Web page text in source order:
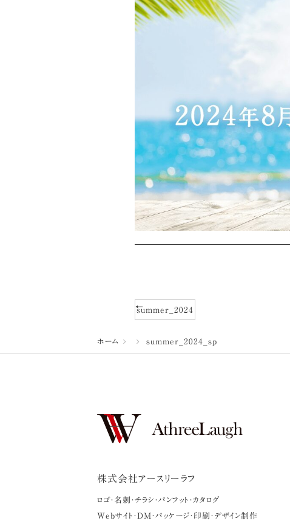
summer_2024
ホーム summer_2024_sp
株式会社アースリーラフ
ロゴ・名刺・チラシ・パンフット・カタログ
Webサイト・DM・パッケージ・印刷・デザイン制作